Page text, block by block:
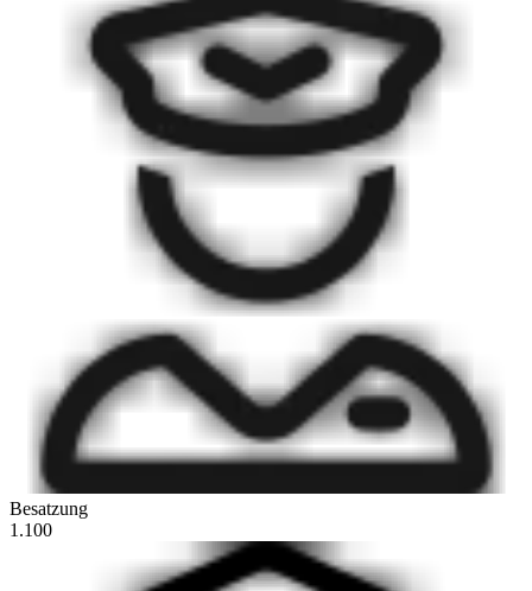
Besatzung
1.100